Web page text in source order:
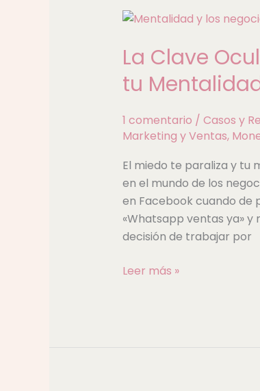
La Clave
tu
1 comentario / Casos y
Marketing y Ventas,
El miedo te paraliza y tu
en el mundo de los
en Facebook cuando de
«Whatsapp ventas ya»
decisión de trabajar por
La
Oculta
Éxito:
Poder
de
tu
Mentalidad
en
los
Negocios
Leer más »